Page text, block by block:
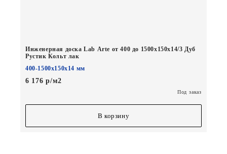
Инженерная доска Lab Arte от 400 до 1500х150х14/3 Дуб
Рустик Кольт лак
400-1500х150х14 мм
6 176 р/м2
Под заказ
В корзину